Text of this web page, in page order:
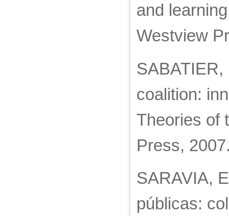
and
Westview
coalition:
Theories of
Press,
SARAVIA,
públicas: